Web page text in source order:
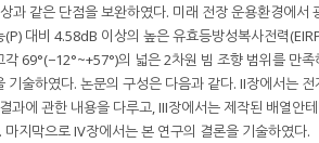
같은 단점을 보완하였다. 미래 전장 운용환경에서
(P) 대비 4.58dB 이상의 높은 유효등방성복사전력
69°(−12°~+57°)의 넓은 2차원 빔 조향 범위를 만족
술하였다. 논문의 구성은 다음과 같다. II장에서는
에 관한 내용을 다루고, III장에서는 제작된 배열안
지막으로 IV장에서는 본 연구의 결론을 기술하였다.